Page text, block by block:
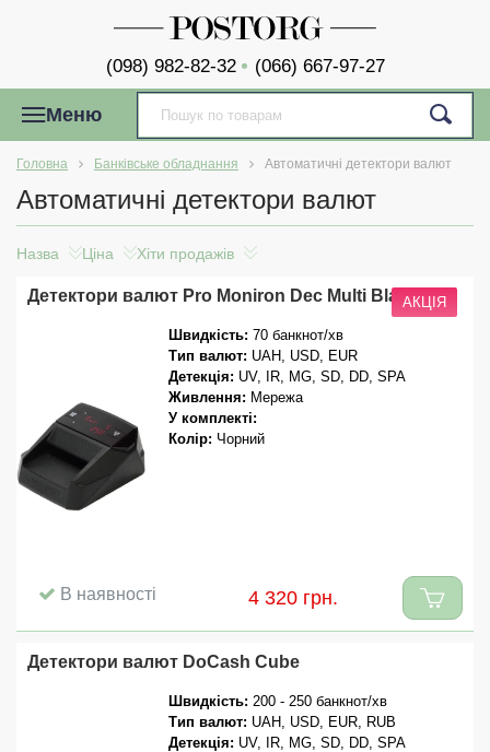
(098) 982-82-32 (066) 667-97-27
Меню
Головна Банківське обладнання Автоматичні детектори валют
Автоматичні детектори валют
Назва Ціна Хіти продажів
Детектори валют Pro Moniron Dec Multi BlackАКЦІЯ
Швидкість: 70 банкнот/хв
Тип валют: UAH, USD, EUR
Детекція: UV, IR, MG, SD, DD, SPA
Живлення: Мережа
У комплекті:
Колір: Чорний
В наявності 4 320 грн.
Детектори валют DoCash Cube
Швидкість: 200 - 250 банкнот/хв
Тип валют: UAH, USD, EUR, RUB
Детекція: UV, IR, MG, SD, DD, SPA